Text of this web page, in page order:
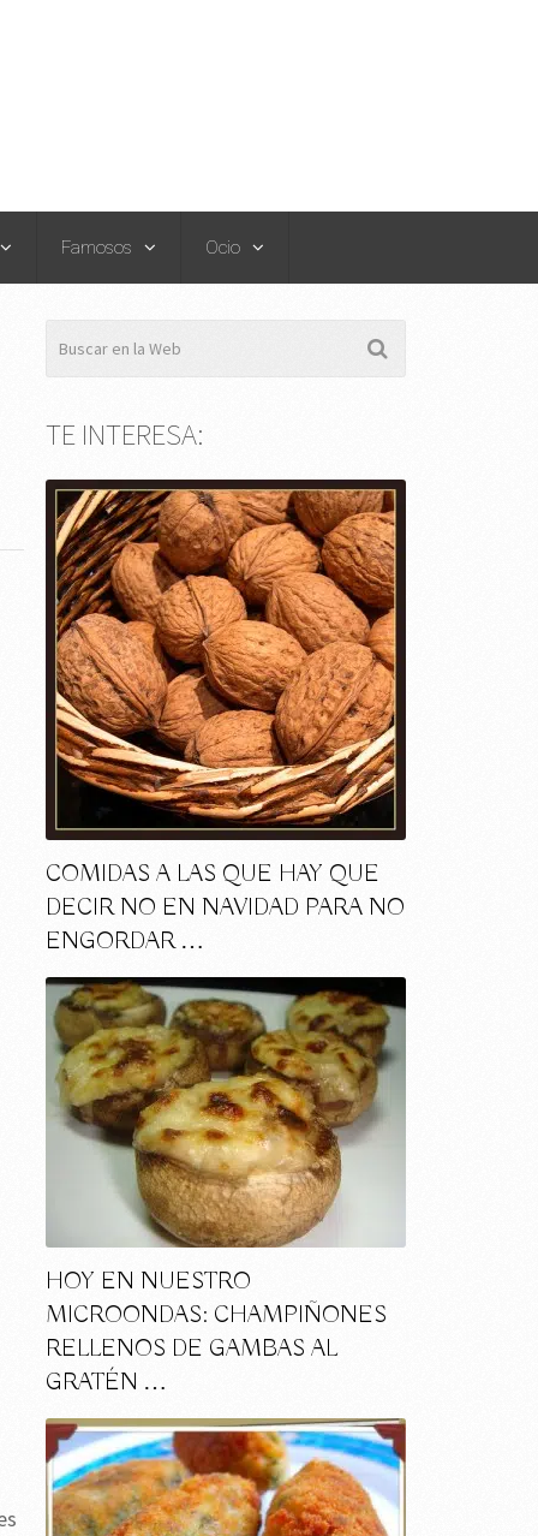
Famosos Ocio
TE INTERESA:
COMIDAS A LAS QUE HAY QUE
DECIR NO EN NAVIDAD PARA NO
ENGORDAR …
HOY EN NUESTRO
MICROONDAS: CHAMPIÑONES
RELLENOS DE GAMBAS AL
GRATÉN …